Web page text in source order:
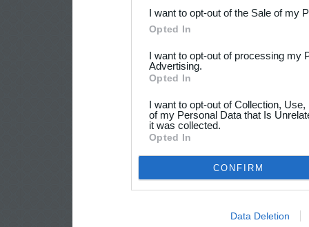
I want to opt-out of the Sale of my
Opted In
I want to opt-out of processing my
Advertising.
Opted In
I want to opt-out of Collection,
of my Personal Data that Is
it was collected.
Opted In
CONFIRM
Data Deletion